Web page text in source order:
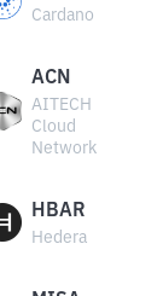
Cardano
ACN
AITECH
Cloud
Network
HBAR
Hedera